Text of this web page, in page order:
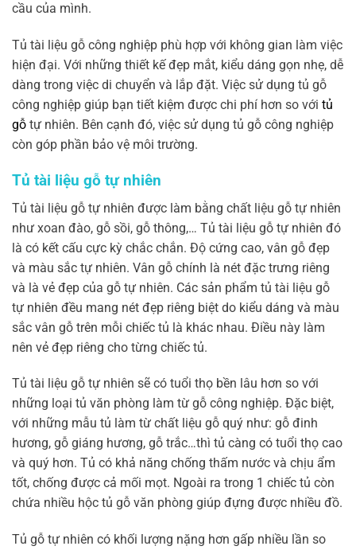
cầu của mình.
Tủ tài liệu gỗ công nghiệp phù hợp với không gian làm việc
hiện đại. Với những thiết kế đẹp mắt, kiểu dáng gọn nhẹ, dễ
dàng trong việc di chuyển và lắp đặt. Việc sử dụng tủ gỗ
công nghiệp giúp bạn tiết kiệm được chi phí hơn so với tủ
gỗ tự nhiên. Bên cạnh đó, việc sử dụng tủ gỗ công nghiệp
còn góp phần bảo vệ môi trường.
Tủ tài liệu gỗ tự nhiên
Tủ tài liệu gỗ tự nhiên được làm bằng chất liệu gỗ tự nhiên
như xoan đào, gỗ sồi, gỗ thông,… Tủ tài liệu gỗ tự nhiên đó
là có kết cấu cực kỳ chắc chắn. Độ cứng cao, vân gỗ đẹp
và màu sắc tự nhiên. Vân gỗ chính là nét đặc trưng riêng
và là vẻ đẹp của gỗ tự nhiên. Các sản phẩm tủ tài liệu gỗ
tự nhiên đều mang nét đẹp riêng biệt do kiểu dáng và màu
sắc vân gỗ trên mỗi chiếc tủ là khác nhau. Điều này làm
nên vẻ đẹp riêng cho từng chiếc tủ.
Tủ tài liệu gỗ tự nhiên sẽ có tuổi thọ bền lâu hơn so với
những loại tủ văn phòng làm từ gỗ công nghiệp. Đặc biệt,
với những mẫu tủ làm từ chất liệu gỗ quý như: gỗ đinh
hương, gỗ giáng hương, gỗ trắc…thì tủ càng có tuổi thọ cao
và quý hơn. Tủ có khả năng chống thấm nước và chịu ẩm
tốt, chống được cả mối mọt. Ngoài ra trong 1 chiếc tủ còn
chứa nhiều hộc tủ gỗ văn phòng giúp đựng được nhiều đồ.
Tủ gỗ tự nhiên có khối lượng nặng hơn gấp nhiều lần so